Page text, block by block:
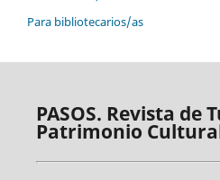
Para bibliotecarios/as
PASOS. Revista de
Patrimonio